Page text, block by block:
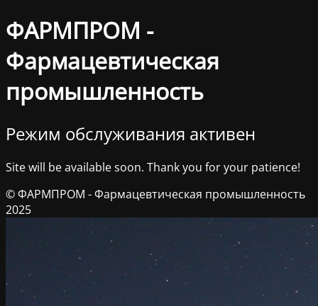
ФАРМПРОМ -
Фармацевтическая
промышленность
Режим обслуживания активен
Site will be available soon. Thank you for your patience!
© ФАРМПРОМ - Фармацевтическая промышленность
2025